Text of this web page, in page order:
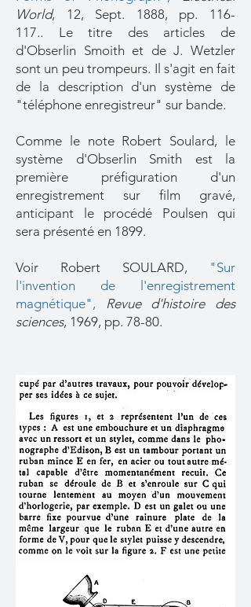
World, 12, Sept. 1888, pp. 116-
117.. Le titre des articles de
d'Obserlin Smoith et de J. Wetzler
sont un peu trompeurs. Il s'agit en fait
de la description d'un système de
"téléphone enregistreur" sur bande.
Comme le note Robert Soulard, le
système d'Obserlin Smith est la
première préfiguration d'un
enregistrement sur film gravé,
anticipant le procédé Poulsen qui
sera présenté en 1899.
Voir Robert SOULARD, "Sur
l'invention de l'enregistrement
magnétique",
Revue d'histoire des
sciences, 1969, pp. 78-80.